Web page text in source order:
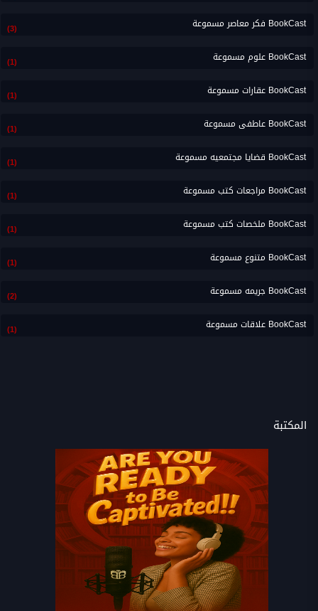
BookCast فكر معاصر مسموعة (3)
BookCast علوم مسموعة (1)
BookCast عقارات مسموعة (1)
BookCast عاطفى مسموعة (1)
BookCast قضايا مجتمعيه مسموعة (1)
BookCast مراجعات كتب مسموعة (1)
BookCast ملخصات كتب مسموعة (1)
BookCast متنوع مسموعة (1)
BookCast جريمه مسموعة (2)
BookCast علاقات مسموعة (1)
المكتبة